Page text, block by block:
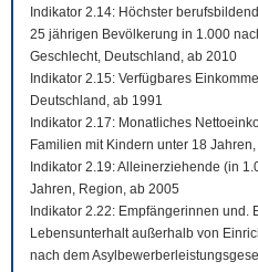
Indikator 2.14: Höchster
25 jährigen Bevölkerung in 1.000
Geschlecht, Deutschland, ab 2010
Indikator 2.15: Verfügbares
Deutschland, ab 1991
Indikator 2.17: Monatliches
Familien mit Kindern unter 18
Indikator 2.19: Alleinerziehende (in
Jahren, Region, ab 2005
Indikator 2.22: Empfängerinnen
Lebensunterhalt außerhalb von
nach dem